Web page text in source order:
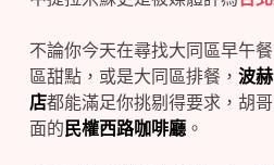
不論你今天在尋找大同區早午
區甜點，或是大同區排餐， 波
店都能滿足你挑剔得要求，胡
面的 民權西路咖啡廳。